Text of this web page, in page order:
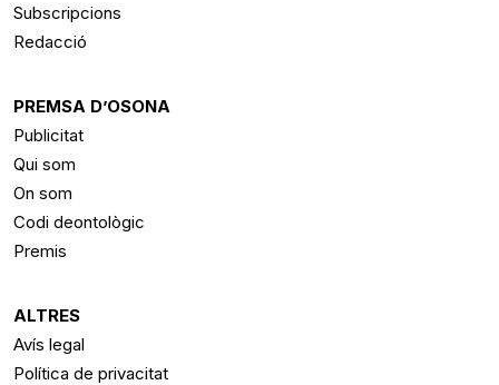
Subscripcions
Redacció
PREMSA D’OSONA
Publicitat
Qui som
On som
Codi deontològic
Premis
ALTRES
Avís legal
Política de privacitat